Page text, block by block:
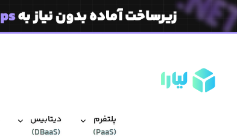
دیتابیس‌
(
DBaaS
)
پلتفرم
(
PaaS
)